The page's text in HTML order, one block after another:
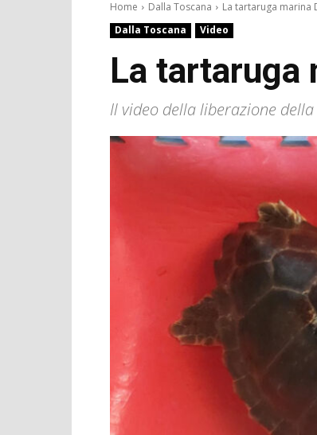
Home Dalla Toscana
La tartaruga marina
Dalla Toscana
Video
La tartaruga
Il video della liberazione